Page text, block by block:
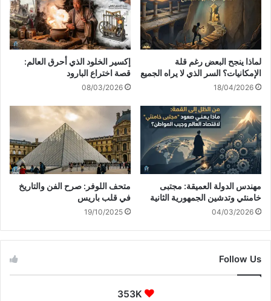
لماذا ينجح البعض رغم قلة
الإمكانيات؟ السر الذي لا يراه الجميع
18/04/2026
إكسير الخلود الذي أحرق العالم:
قصة اختراع البارود
08/03/2026
مهندس الدولة العميقة: مجتبى
خامنئي وتدشين الجمهورية الثانية
04/03/2026
متحف اللوفر: صرح الفن والتاريخ
في قلب باريس
19/10/2025
Follow Us
353K